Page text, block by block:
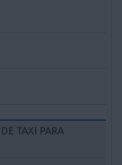
TAXI PARA